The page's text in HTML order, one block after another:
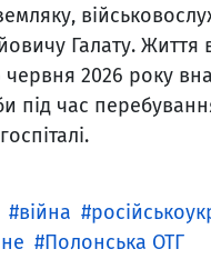
Галату. Життя
червня 2026 року
під час
війна
Полонська ОТГ